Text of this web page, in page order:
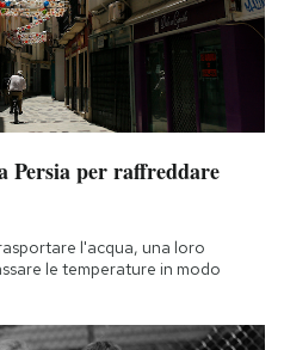
Persia per raffreddare
l'acqua, una loro
le temperature in modo